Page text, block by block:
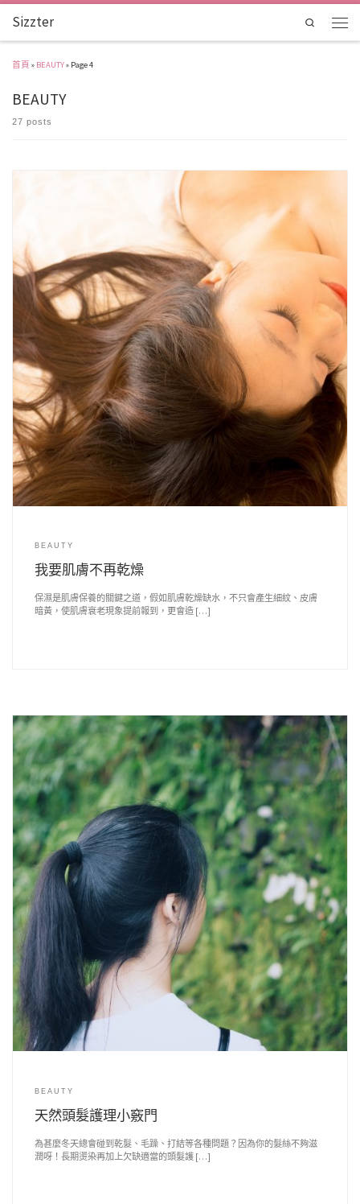
Skip to content
Sizzter
Search
首頁 » BEAUTY» Page 4
BEAUTY
27 posts
BEAUTY
我要肌膚不再乾燥
保濕是肌膚保養的關鍵之道，假如肌膚乾燥缺水，不只會產生細紋、皮膚
暗黃，使肌膚衰老現象提前報到，更會造 […]
BEAUTY
天然頭髮護理小竅門
為甚麼冬天總會碰到乾髮、毛躁、打結等各種問題？因為你的髮絲不夠滋
潤呀！長期燙染再加上欠缺適當的頭髮護 […]